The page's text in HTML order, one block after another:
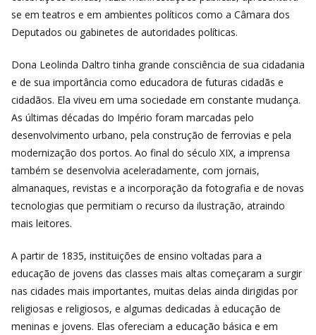
se em teatros e em ambientes políticos como a Câmara dos
Deputados ou gabinetes de autoridades políticas.
Dona Leolinda Daltro tinha grande consciência de sua cidadania
e de sua importância como educadora de futuras cidadãs e
cidadãos. Ela viveu em uma sociedade em constante mudança.
As últimas décadas do Império foram marcadas pelo
desenvolvimento urbano, pela construção de ferrovias e pela
modernização dos portos. Ao final do século XIX, a imprensa
também se desenvolvia aceleradamente, com jornais,
almanaques, revistas e a incorporação da fotografia e de novas
tecnologias que permitiam o recurso da ilustração, atraindo
mais leitores.
A partir de 1835, instituições de ensino voltadas para a
educação de jovens das classes mais altas começaram a surgir
nas cidades mais importantes, muitas delas ainda dirigidas por
religiosas e religiosos, e algumas dedicadas à educação de
meninas e jovens. Elas ofereciam a educação básica e em